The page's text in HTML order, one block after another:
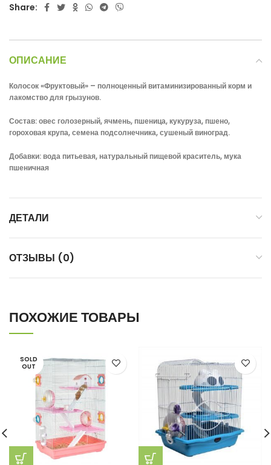
Share:
ОПИСАНИЕ
Колосок «Фруктовый» – полноценный витаминизированный корм и
лакомство для грызунов.
Состав: овес голозерный, ячмень, пшеница, кукуруза, пшено,
гороховая крупа, семена подсолнечника, сушеный виноград.
Добавки: вода питьевая, натуральный пищевой краситель, мука
пшеничная
ДЕТАЛИ
ОТЗЫВЫ (0)
ПОХОЖИЕ ТОВАРЫ
SOLD
OUT